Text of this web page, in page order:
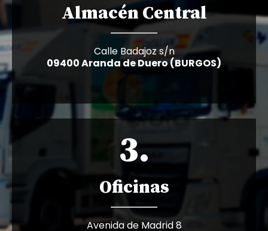
Almacén Central
Calle Badajoz s/n
09400 Aranda de Duero (BURGOS)
3.
Oficinas
Avenida de Madrid 8